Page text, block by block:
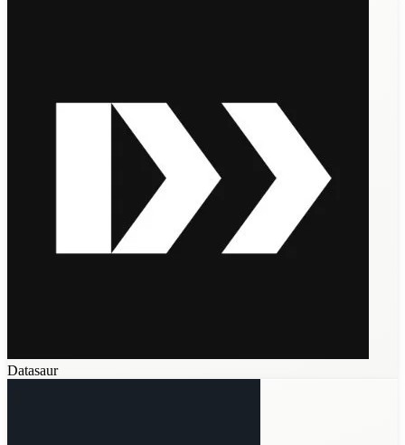
Datasaur